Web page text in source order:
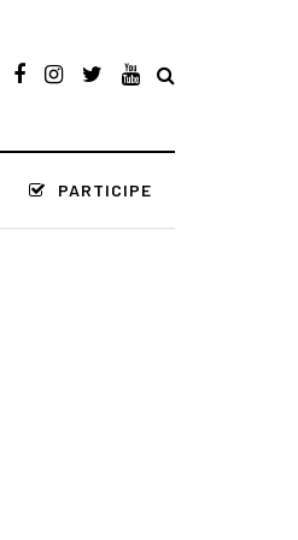
PARTICIPE